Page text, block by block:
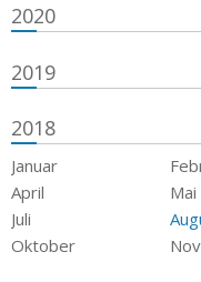
2020
2019
2018
Januar
April
Mai
Juli
Oktober